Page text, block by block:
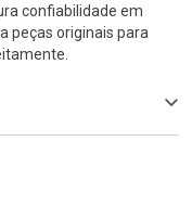
confiabilidade em
peças originais para